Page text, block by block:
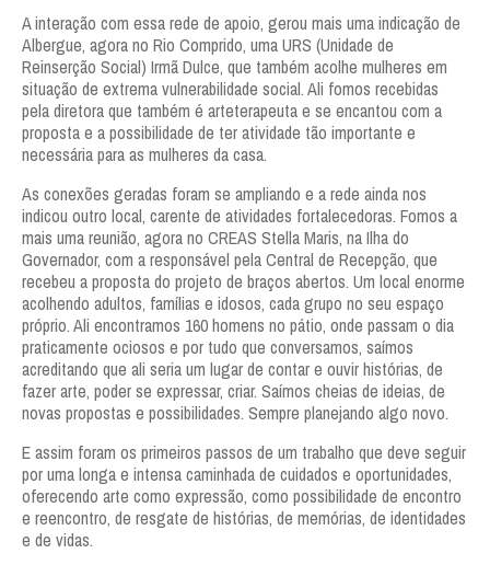
A interação com essa rede de apoio, gerou mais uma indicação de
Albergue, agora no Rio Comprido, uma URS (Unidade de
Reinserção Social) Irmã Dulce, que também acolhe mulheres em
situação de extrema vulnerabilidade social. Ali fomos recebidas
pela diretora que também é arteterapeuta e se encantou com a
proposta e a possibilidade de ter atividade tão importante e
necessária para as mulheres da casa.
As conexões geradas foram se ampliando e a rede ainda nos
indicou outro local, carente de atividades fortalecedoras. Fomos a
mais uma reunião, agora no CREAS Stella Maris, na Ilha do
Governador, com a responsável pela Central de Recepção, que
recebeu a proposta do projeto de braços abertos. Um local enorme
acolhendo adultos, famílias e idosos, cada grupo no seu espaço
próprio. Ali encontramos 160 homens no pátio, onde passam o dia
praticamente ociosos e por tudo que conversamos, saímos
acreditando que ali seria um lugar de contar e ouvir histórias, de
fazer arte, poder se expressar, criar. Saímos cheias de ideias, de
novas propostas e possibilidades. Sempre planejando algo novo.
E assim foram os primeiros passos de um trabalho que deve seguir
por uma longa e intensa caminhada de cuidados e oportunidades,
oferecendo arte como expressão, como possibilidade de encontro
e reencontro, de resgate de histórias, de memórias, de identidades
e de vidas.